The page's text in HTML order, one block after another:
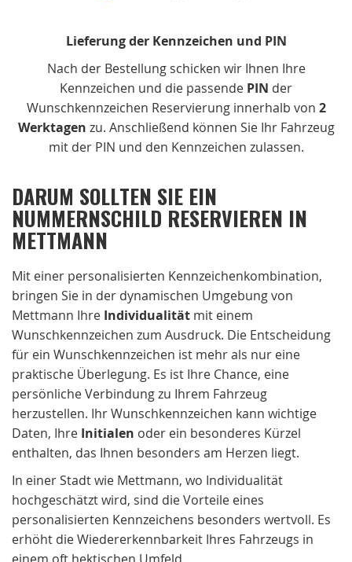
Lieferung der Kennzeichen und PIN
Nach der Bestellung schicken wir Ihnen Ihre
Kennzeichen und die passende PIN der
Wunschkennzeichen Reservierung innerhalb von 2
Werktagen zu. Anschließend können Sie Ihr Fahrzeug
mit der PIN und den Kennzeichen zulassen.
DARUM SOLLTEN SIE EIN
NUMMERNSCHILD RESERVIEREN IN
METTMANN
Mit einer personalisierten Kennzeichenkombination,
bringen Sie in der dynamischen Umgebung von
Mettmann Ihre Individualität mit einem
Wunschkennzeichen zum Ausdruck. Die Entscheidung
für ein Wunschkennzeichen ist mehr als nur eine
praktische Überlegung. Es ist Ihre Chance, eine
persönliche Verbindung zu Ihrem Fahrzeug
herzustellen. Ihr Wunschkennzeichen kann wichtige
Daten, Ihre Initialen oder ein besonderes Kürzel
enthalten, das Ihnen besonders am Herzen liegt.
In einer Stadt wie Mettmann, wo Individualität
hochgeschätzt wird, sind die Vorteile eines
personalisierten Kennzeichens besonders wertvoll. Es
erhöht die Wiedererkennbarkeit Ihres Fahrzeugs in